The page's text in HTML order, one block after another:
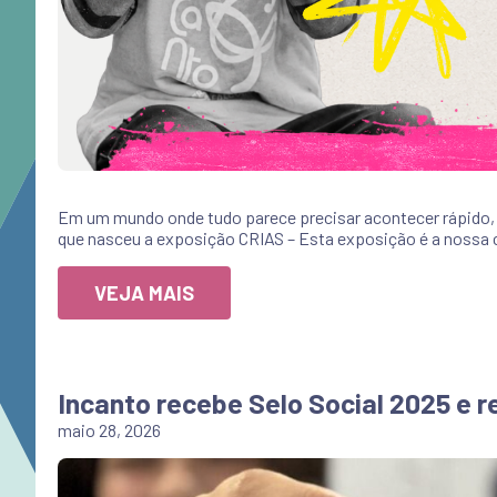
Em um mundo onde tudo parece precisar acontecer
que nasceu a exposição CRIAS – Esta exposição é a
VEJA MAIS
Incanto recebe Selo Social 2025
maio 28, 2026